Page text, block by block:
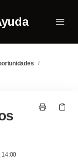
/
14:00